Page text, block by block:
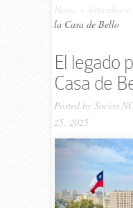
Home Artículos o
la Casa de Bello
El legado
Casa de
Posted by Socios
25, 2025